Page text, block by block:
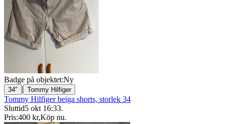
Badge på objektet:Ny
34" | Tommy Hilfiger
Tommy Hilfiger beiga shorts, storlek 34
Sluttid5 okt 16:33.
Pris:400 kr,Köp nu.